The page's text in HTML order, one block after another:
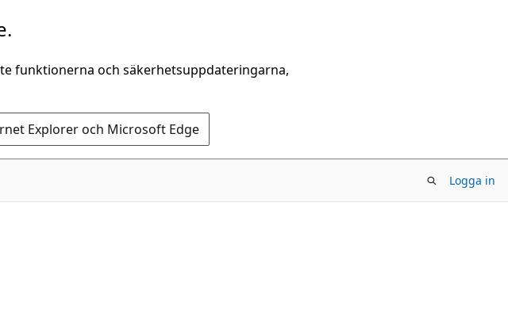
funktionerna och säkerhetsuppdateringarna,
Explorer och Microsoft Edge
Logga in